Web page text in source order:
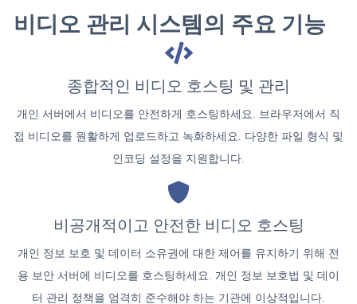
비디오 관리 시스템의 주요 기능
종합적인 비디오 호스팅 및 관리
개인 서버에서 비디오를 안전하게 호스팅하세요. 브라우저에서 직
접 비디오를 원활하게 업로드하고 녹화하세요. 다양한 파일 형식 및
인코딩 설정을 지원합니다.
비공개적이고 안전한 비디오 호스팅
개인 정보 보호 및 데이터 소유권에 대한 제어를 유지하기 위해 전
용 보안 서버에 비디오를 호스팅하세요. 개인 정보 보호법 및 데이
터 관리 정책을 엄격히 준수해야 하는 기관에 이상적입니다.